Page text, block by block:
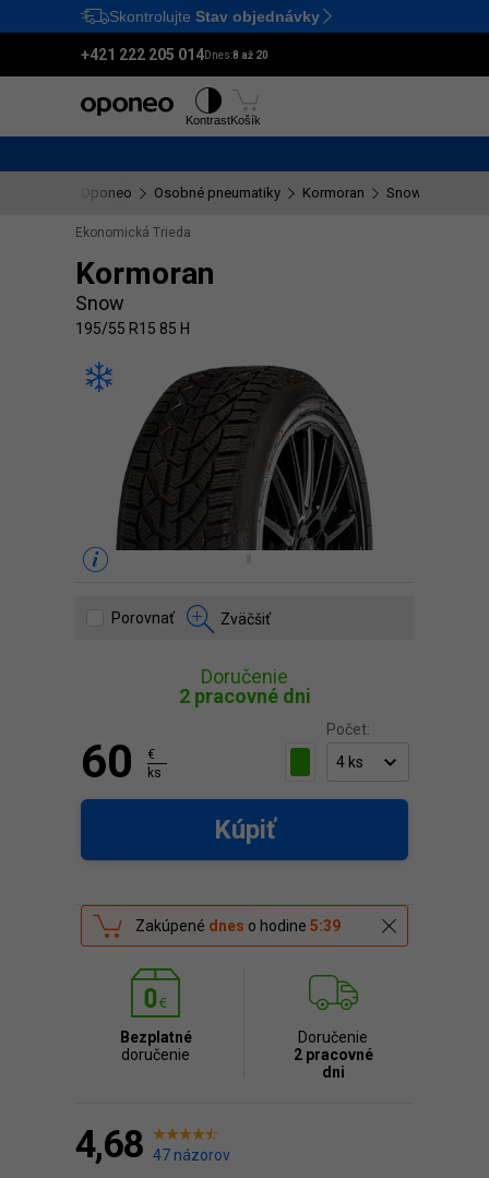
Ctrl M
Skontrolujte Stav objednávky
+421 222 205 014Dnes:8 až 20
KontrastKošík
Oponeo Osobné pneumatiky Kormoran Snow
Ekonomická Trieda
Kormoran
Snow
195/55 R15 85 H
Porovnať Zväčšiť
Doručenie
2 pracovné dni
Počet:
60
€
ks
Kúpiť
Zakúpené dnes o hodine 5:39
Bezplatné
doručenie
Doručenie
2 pracovné
dni
4,68 47 názorov